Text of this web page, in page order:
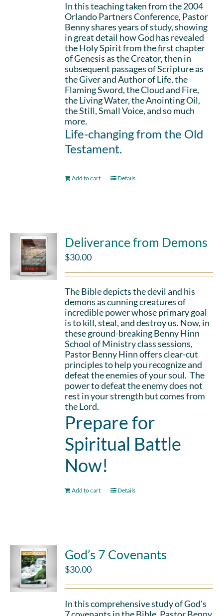
In this teaching taken from the 2004
Orlando Partners Conference, Pastor
Benny shares years of study, showing
in great detail how God has revealed
the Holy Spirit from the first chapter
of Genesis as the Creator, then in
subsequent passages of Scripture as
the Giver and Author of Life, the
Flaming Sword, the Cloud and Fire,
the Living Water, the Anointing Oil,
the Still, Small Voice, and so much
more.
Life-changing from the Old
Testament.
Add to cart Details
Deliverance from Demons
$30.00
The Bible depicts the devil and his
demons as cunning creatures of
incredible power whose primary goal
is to kill, steal, and destroy us. Now, in
these ground-breaking Benny Hinn
School of Ministry class sessions,
Pastor Benny Hinn offers clear-cut
principles to help you recognize and
defeat the enemies of your soul. The
power to defeat the enemy does not
rest in your strength but comes from
the Lord.
Prepare for
Spiritual Battle
Now!
Add to cart Details
God’s 7 Covenants
$30.00
In this comprehensive study of God's